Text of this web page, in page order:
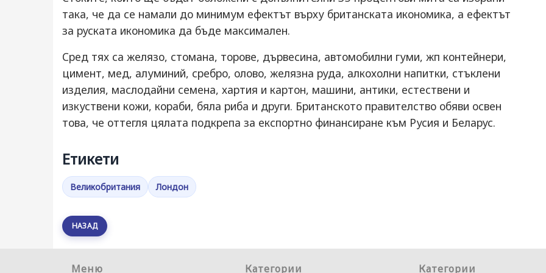
така, че да се намали до минимум ефектът върху британската икономика, а ефектът
за руската икономика да бъде максимален.
Сред тях са желязо, стомана, торове, дървесина, автомобилни гуми, жп контейнери,
цимент, мед, алуминий, сребро, олово, желязна руда, алкохолни напитки, стъклени
изделия, маслодайни семена, хартия и картон, машини, антики, естествени и
изкуствени кожи, кораби, бяла риба и други. Британското правителство обяви освен
това, че оттегля цялата подкрепа за експортно финансиране към Русия и Беларус.
Етикети
Великобритания Лондон
НАЗАД
Меню Категории Категории